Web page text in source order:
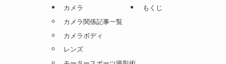
カメラ
カメラ関係記事一覧
カメラボディ
レンズ
もくじ